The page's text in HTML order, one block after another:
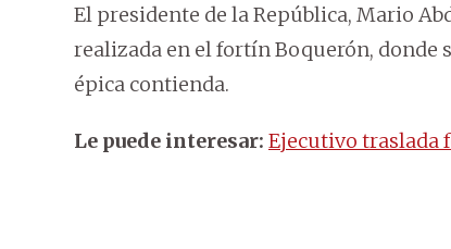
El presidente de la República, Mario
realizada en el fortín Boquerón, donde
épica contienda.
Le puede interesar: Ejecutivo traslada